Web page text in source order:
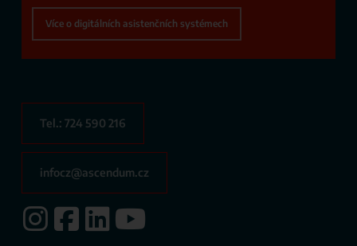
Více o digitálních asistenčních systémech
Tel.: 724 590 216
infocz@ascendum.cz